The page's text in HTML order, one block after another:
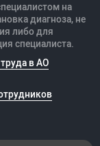
на
диагноза, не
либо для
специалиста.
в АО